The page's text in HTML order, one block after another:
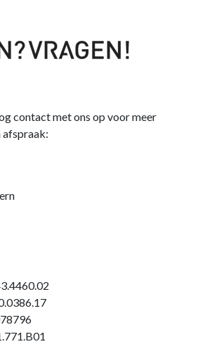
contact met ons op voor meer
afspraak: